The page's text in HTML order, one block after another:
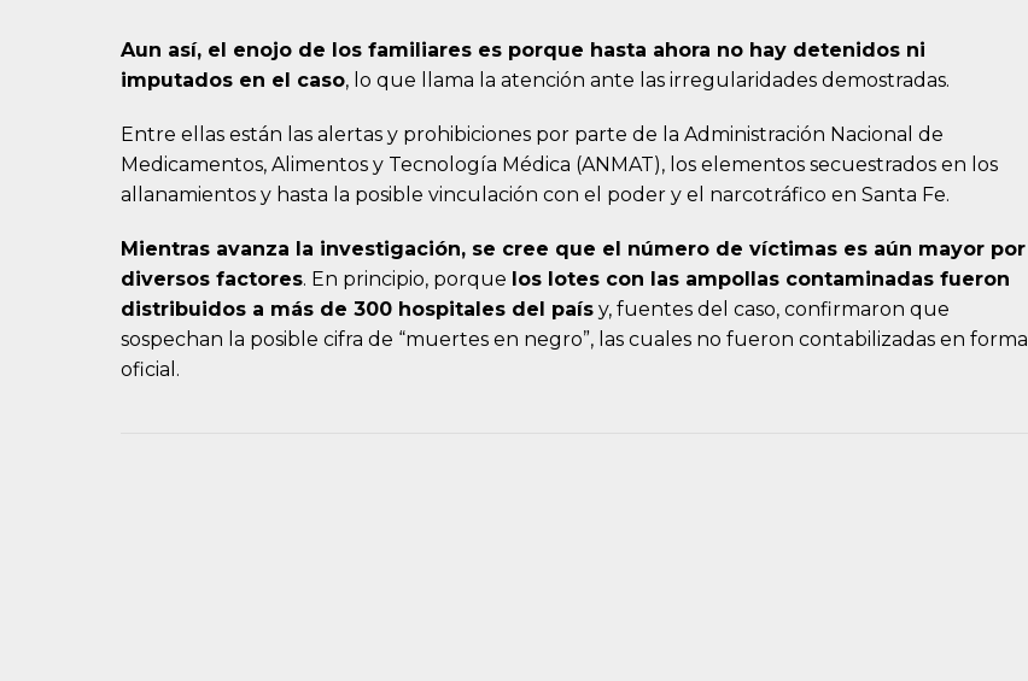
Aun así, el enojo de los familiares es porque hasta ahora no hay detenidos ni
imputados en el caso, lo que llama la atención ante las irregularidades demostradas.
Entre ellas están las alertas y prohibiciones por parte de la Administración Nacional de
Medicamentos, Alimentos y Tecnología Médica (ANMAT), los elementos secuestrados en los
allanamientos y hasta la posible vinculación con el poder y el narcotráfico en Santa Fe.
Mientras avanza la investigación, se cree que el número de víctimas es aún mayor por
diversos factores. En principio, porque los lotes con las ampollas contaminadas fueron
distribuidos a más de 300 hospitales del país y, fuentes del caso, confirmaron que
sospechan la posible cifra de “muertes en negro”, las cuales no fueron contabilizadas en forma
oficial.